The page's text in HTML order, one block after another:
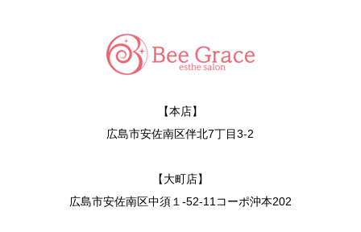
【本店】
広島市安佐南区伴北7丁目3-2
【大町店】
広島市安佐南区中須１-52-11コーポ沖本202